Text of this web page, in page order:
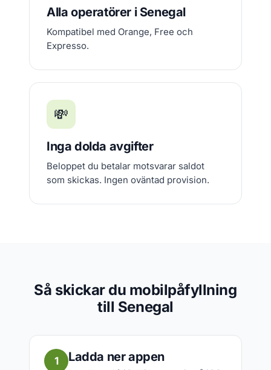
Alla operatörer i Senegal
Kompatibel med Orange, Free och
Expresso.
💸
Inga dolda avgifter
Beloppet du betalar motsvarar saldot
som skickas. Ingen oväntad provision.
Så skickar du mobilpåfyllning
till Senegal
1 Ladda ner appen